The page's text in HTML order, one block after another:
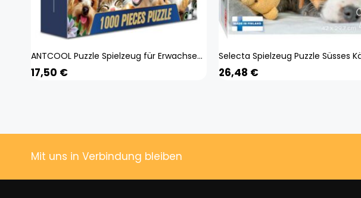
ANTCOOL Puzzle Spielzeug für Erwachsene 1000St
17,50 € 26,48 €
Mit uns in Verbindung bleiben